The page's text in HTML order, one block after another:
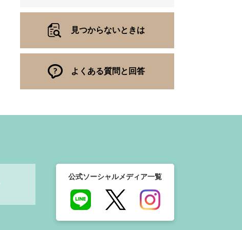
見つからないときは
よくある質問と回答
公式ソーシャルメディア一覧